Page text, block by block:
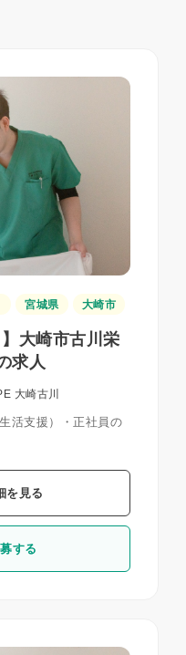
宮城県 大崎市
大崎市古川栄
求人
大崎古川
活支援）・正社員の
を見る
する